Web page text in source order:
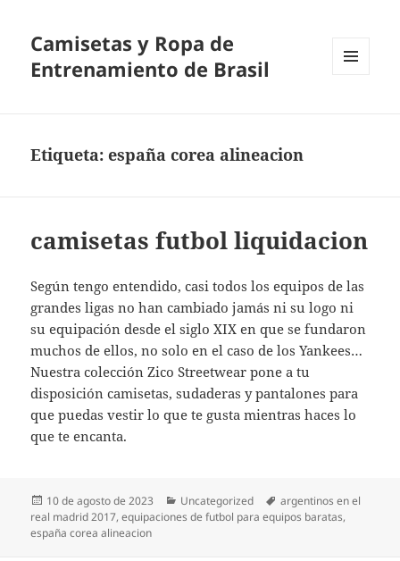
Camisetas y Ropa de
Entrenamiento de Brasil
Etiqueta:españa corea alineacion
camisetas futbol liquidacion
Según tengo entendido, casi todos los equipos de las
grandes ligas no han cambiado jamás ni su logo ni
su equipación desde el siglo XIX en que se fundaron
muchos de ellos, no solo en el caso de los Yankees…
Nuestra colección Zico Streetwear pone a tu
disposición camisetas, sudaderas y pantalones para
que puedas vestir lo que te gusta mientras haces lo
que te encanta.
Publicado
el
10 de agosto de 2023 Categorías
Uncategorized Etiquetas
argentinos en el
real madrid 2017,equipaciones de futbol para equipos baratas,
españa corea alineacion